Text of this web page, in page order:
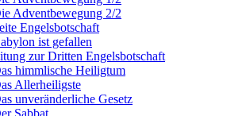
Adventbewegung 2/2
Engelsbotschaft
ist gefallen
zur Dritten Engelsbotschaft
himmlische Heiligtum
Allerheiligste
unveränderliche Gesetz
Sabbat